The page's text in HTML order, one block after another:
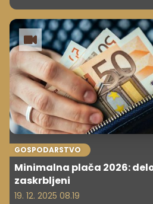
osnovne plače, nižje od
plače v višini 1482 evrov bruto
da bodo najnižje uvrščeni javni
sedmem plačnem razredu.
GOSPODARSTVO
Minimalna plača 2026:
zaskrbljeni
19. 12. 2025 08.19